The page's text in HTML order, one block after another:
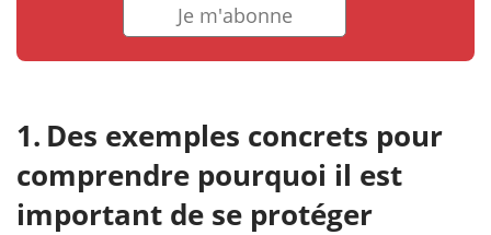
Je m'abonne
Des exemples concrets pour
comprendre pourquoi il est
important de se protéger